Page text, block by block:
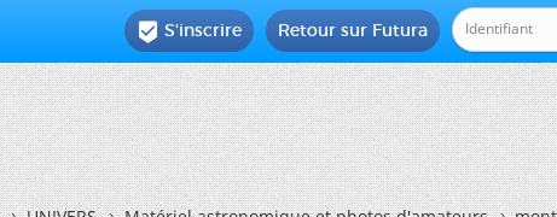
Retour sur Futura
 S'inscrire